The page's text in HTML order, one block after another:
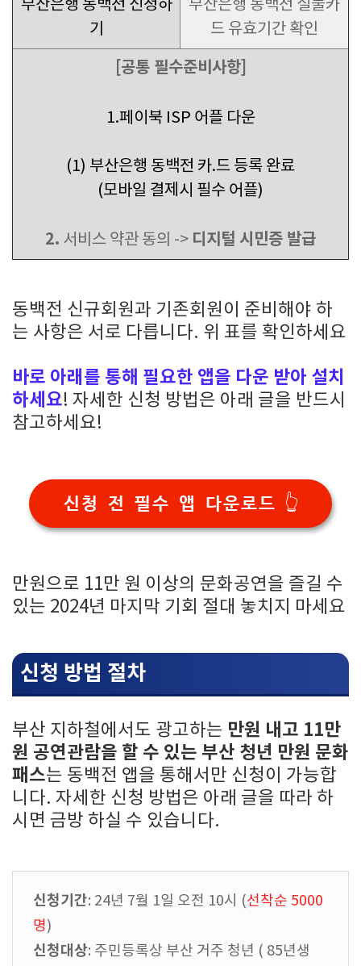
부산은행 동백전 신청하
기
부산은행 동백전 실물카
드 유효기간 확인
[공통 필수준비사항]
1.페이북 ISP 어플 다운
(1) 부산은행 동백전 카.드 등록 완료
(모바일 결제시 필수 어플)
2. 서비스 약관 동의 -> 디지털 시민증 발급
동백전 신규회원과 기존회원이 준비해야 하
는 사항은 서로 다릅니다. 위 표를 확인하세요
바로 아래를 통해 필요한 앱을 다운 받아 설치
하세요! 자세한 신청 방법은 아래 글을 반드시
참고하세요!
신청 전 필수 앱 다운로드 👆
만원으로 11만 원 이상의 문화공연을 즐길 수
있는 2024년 마지막 기회 절대 놓치지 마세요
신청 방법 절차
부산 지하철에서도 광고하는 만원 내고 11만
원 공연관람을 할 수 있는 부산 청년 만원 문화
패스는 동백전 앱을 통해서만 신청이 가능합
니다. 자세한 신청 방법은 아래 글을 따라 하
시면 금방 하실 수 있습니다.
신청기간: 24년 7월 1일 오전 10시 (선착순 5000
명)
신청대상: 주민등록상 부산 거주 청년 ( 85년생